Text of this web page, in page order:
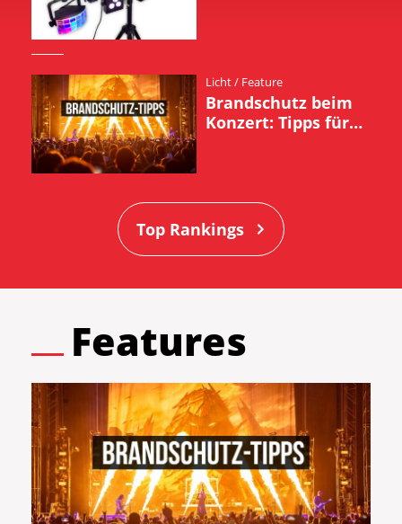
Licht/ Feature
Brandschutz beim
Konzert: Tipps für
Top Rankings
Features